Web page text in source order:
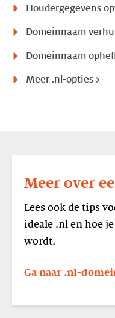
Houdergegevens
Domeinnaam
Domeinnaam
Meer .nl-opties >
Meer over
Lees ook de tips
ideale .nl en hoe
wordt.
Ga naar .nl-
meer
over
een